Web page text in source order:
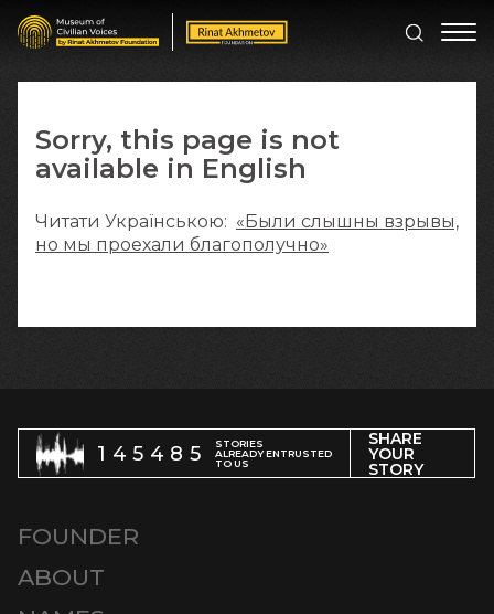
Sorry, this page is not
available in English
Читати Українською: «Были слышны взрывы,
но мы проехали благополучно»
145485
STORIES
ALREADY ENTRUSTED
TO US
SHARE
YOUR
STORY
FOUNDER
ABOUT